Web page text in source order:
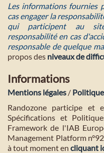
Les informations fournies
cas engager la
qui participent au
responsabilité en cas
responsable de quelque
propos des niveaux de
Informations
Mentions légales /
Randozone participe et
Spécifications et
Framework de l'IAB
Management Platform
à tout moment en cliquant